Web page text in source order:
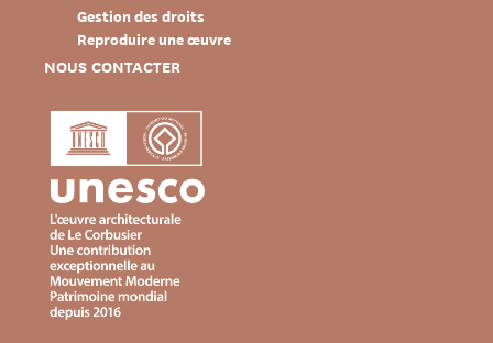
Gestion des droits
Reproduire une œuvre
NOUS CONTACTER